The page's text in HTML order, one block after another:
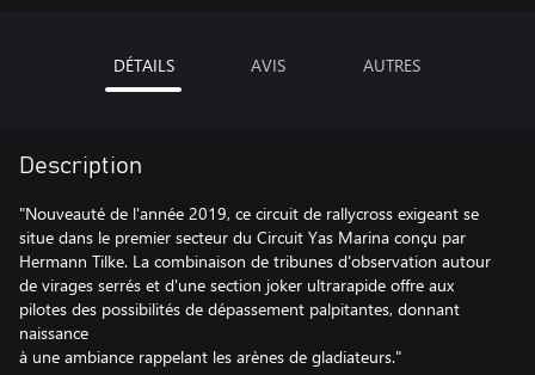
DÉTAILS AVIS AUTRES
Description
"Nouveauté de l'année 2019, ce circuit de rallycross exigeant se
situe dans le premier secteur du Circuit Yas Marina conçu par
Hermann Tilke. La combinaison de tribunes d'observation autour
de virages serrés et d'une section joker ultrarapide offre aux
pilotes des possibilités de dépassement palpitantes, donnant
naissance